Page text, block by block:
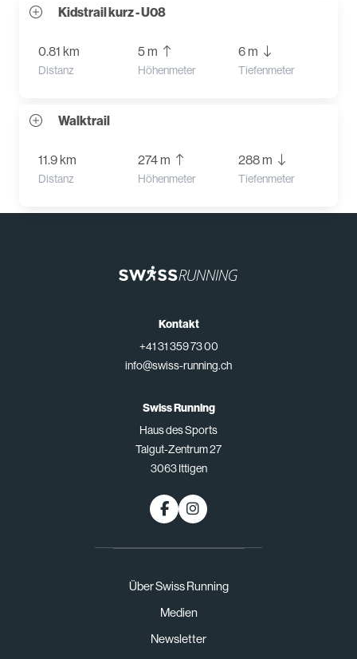
Kidstrail kurz - U08
0.81 km
Distanz
5 m
Höhenmeter
6 m
Tiefenmeter
Walktrail
11.9 km
Distanz
274 m
Höhenmeter
288 m
Tiefenmeter
Über Swiss Running
Medien
Newsletter
Kontakt
+41 31 359 73 00
info@swiss-running.ch
Swiss Running
Haus des Sports
Talgut-Zentrum 27
3063 Ittigen